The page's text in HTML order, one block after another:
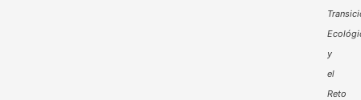
y
el
Reto